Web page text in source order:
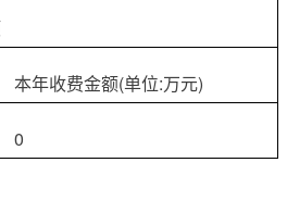
本年收费金额(单位:万元)
0